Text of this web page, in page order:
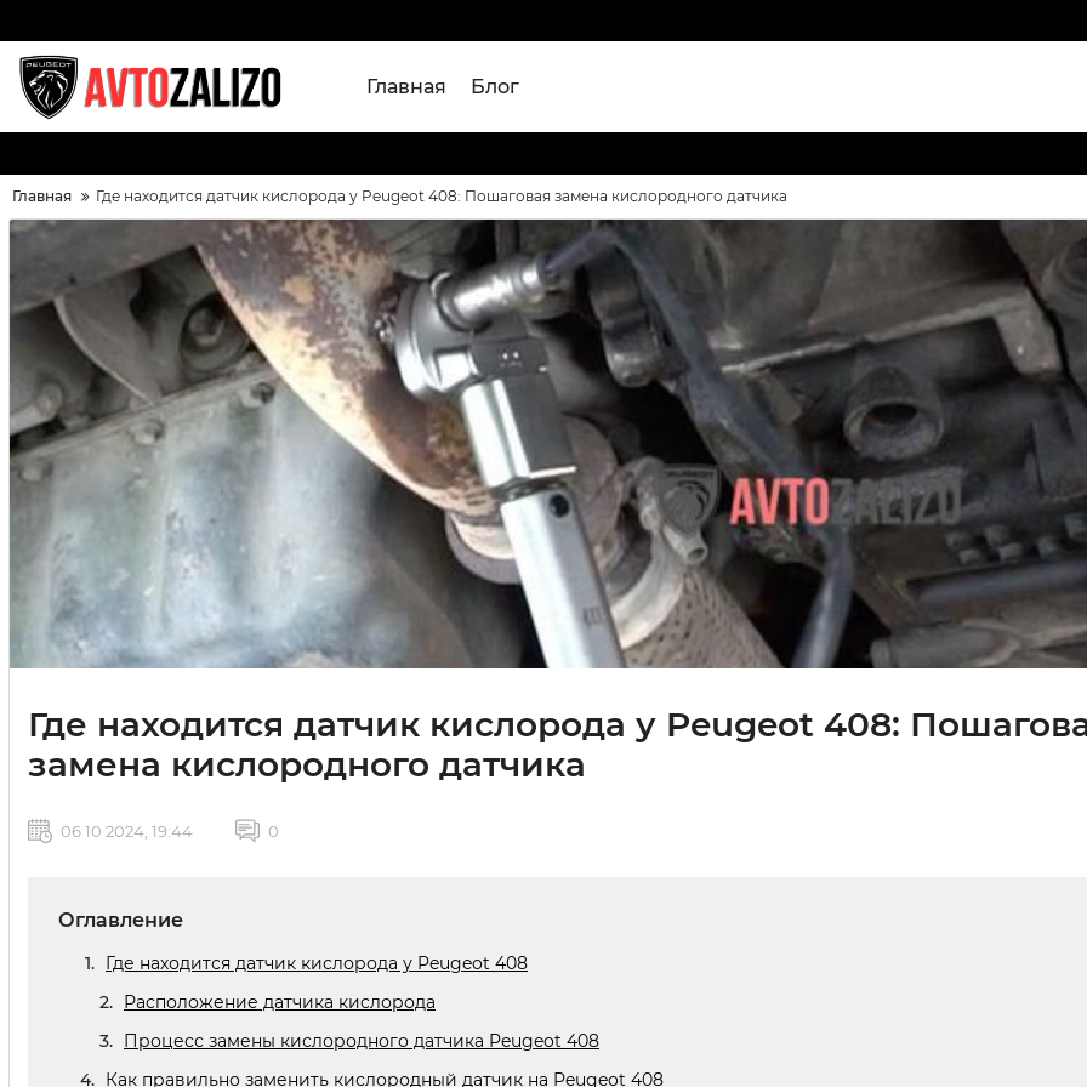
Главная Блог
Главная Где находится датчик кислорода у Peugeot 408: Пошаговая замена кислородного датчика
Где находится датчик кислорода у Peugeot 408:
замена кислородного датчика
06 10 2024, 19:44 0
Оглавление
Где находится датчик кислорода у Peugeot 408
Расположение датчика кислорода
Процесс замены кислородного датчика Peugeot 408
Как правильно заменить кислородный датчик на Peugeot 408